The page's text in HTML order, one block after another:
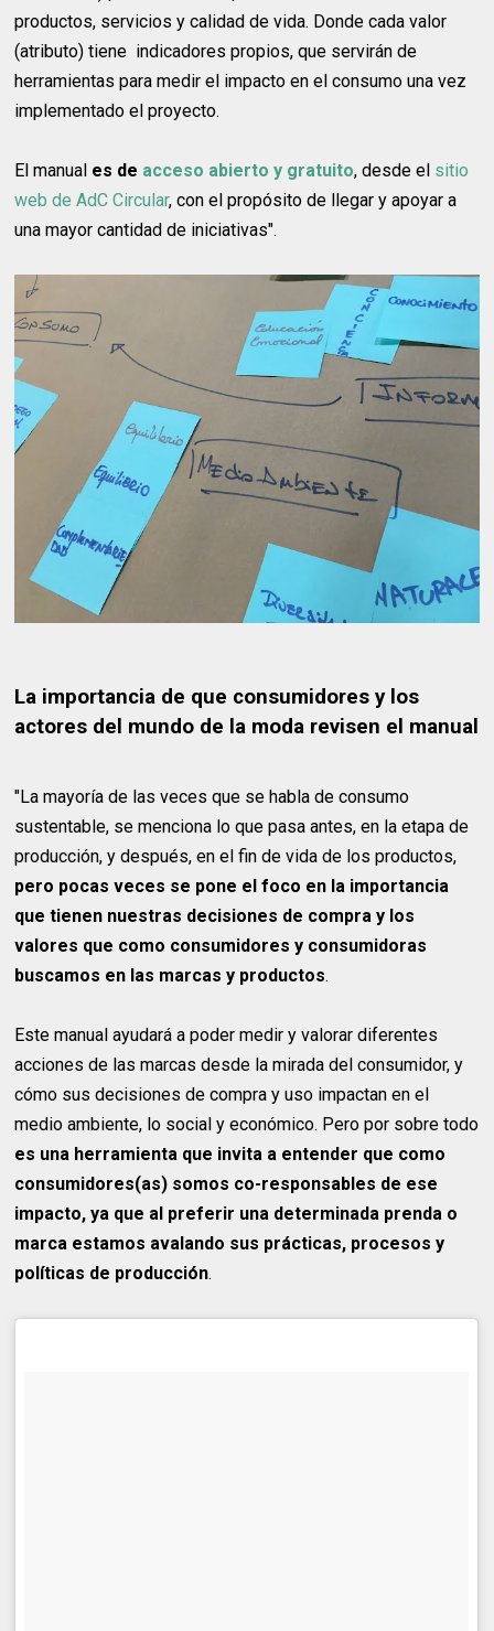
productos, servicios y calidad de vida. Donde cada valor
(atributo) tiene indicadores propios, que servirán de
herramientas para medir el impacto en el consumo una vez
implementado el proyecto.
El manual es de acceso abierto y gratuito, desde el sitio
web de AdC Circular, con el propósito de llegar y apoyar a
una mayor cantidad de iniciativas".
La importancia de que consumidores y los
actores del mundo de la moda revisen el manual
"La mayoría de las veces que se habla de consumo
sustentable, se menciona lo que pasa antes, en la etapa de
producción, y después, en el fin de vida de los productos,
pero pocas veces se pone el foco en la importancia
que tienen nuestras decisiones de compra y los
valores que como consumidores y consumidoras
buscamos en las marcas y productos.
Este manual ayudará a poder medir y valorar diferentes
acciones de las marcas desde la mirada del consumidor, y
cómo sus decisiones de compra y uso impactan en el
medio ambiente, lo social y económico. Pero por sobre todo
es una herramienta que invita a entender que como
consumidores(as) somos co-responsables de ese
impacto, ya que al preferir una determinada prenda o
marca estamos avalando sus prácticas, procesos y
políticas de producción.